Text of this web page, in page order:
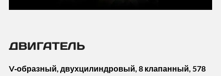
ДВИГАТЕЛЬ
V‑образный, двухцилиндровый, 8 клапанный, 578